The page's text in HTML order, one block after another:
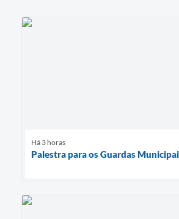
Há 3 horas
Palestra para os Guardas